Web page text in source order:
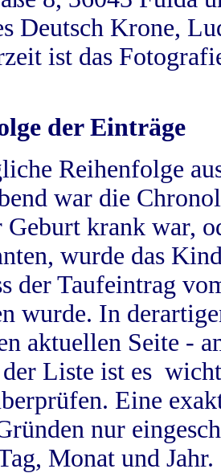
Deutsch Krone,
ist das
der Einträge
Reihenfolge
war die
Geburt krank war,
wurde das
der Taufeintrag
wurde. In
aktuellen Seite -
Liste ist es
Eine
nur
Monat und Jahr.